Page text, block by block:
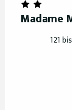
Madame
121